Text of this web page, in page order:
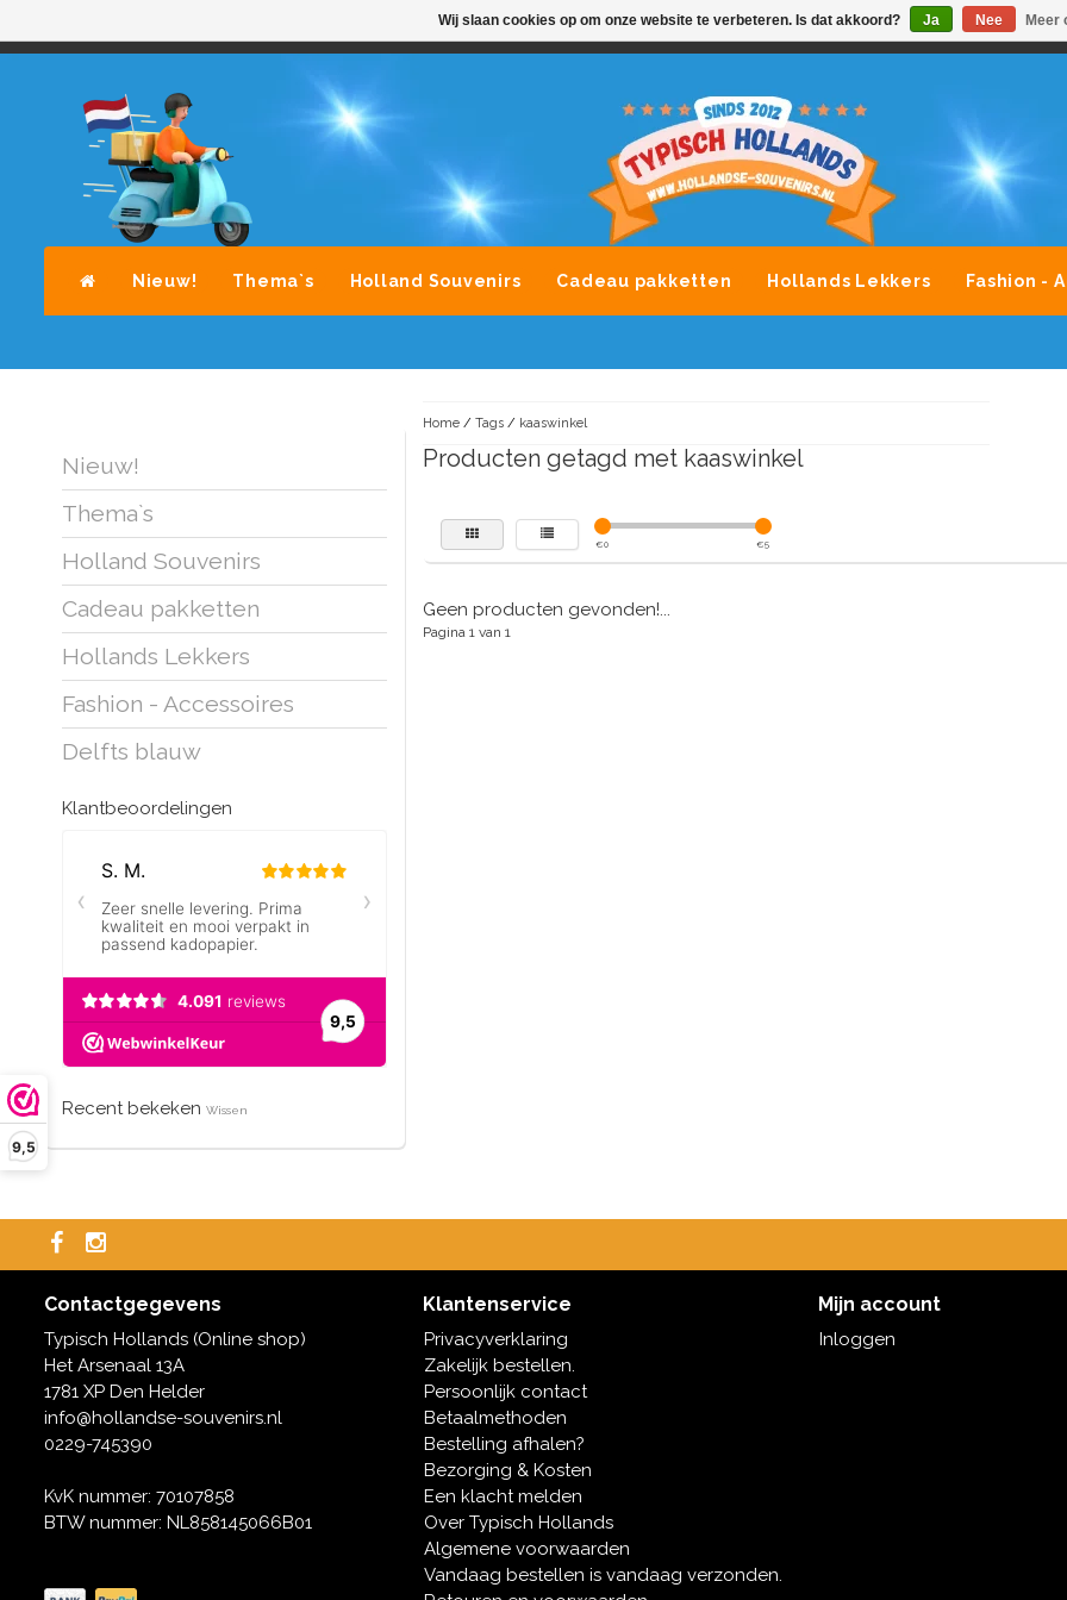
9,5
AVONDLEVERING MOGELIJK ALLE MERKEN SOUVENIRS
Nieuw! Thema`s Holland Souvenirs Cadeau pakketten Hollands Lekkers Fashion -
Nieuw!
Thema`s
Holland Souvenirs
Cadeau pakketten
Hollands Lekkers
Fashion - Accessoires
Delfts blauw
Klantbeoordelingen
Recent bekeken Wissen
Home/ Tags/ kaaswinkel
Producten getagd met kaaswinkel
€0 €5
Geen producten gevonden!...
Pagina 1 van 1
Contactgegevens
Typisch Hollands (Online shop)
Het Arsenaal 13A
1781 XP Den Helder
info@hollandse-souvenirs.nl
0229-745390
KvK nummer: 70107858
BTW nummer: NL858145066B01
Klantenservice
Privacyverklaring
Zakelijk bestellen.
Persoonlijk contact
Betaalmethoden
Bestelling afhalen?
Bezorging & Kosten
Een klacht melden
Over Typisch Hollands
Algemene voorwaarden
Vandaag bestellen is vandaag verzonden.
Mijn account
Inloggen
Wij slaan cookies op om onze website te verbeteren. Is dat akkoord? Ja Nee Meer